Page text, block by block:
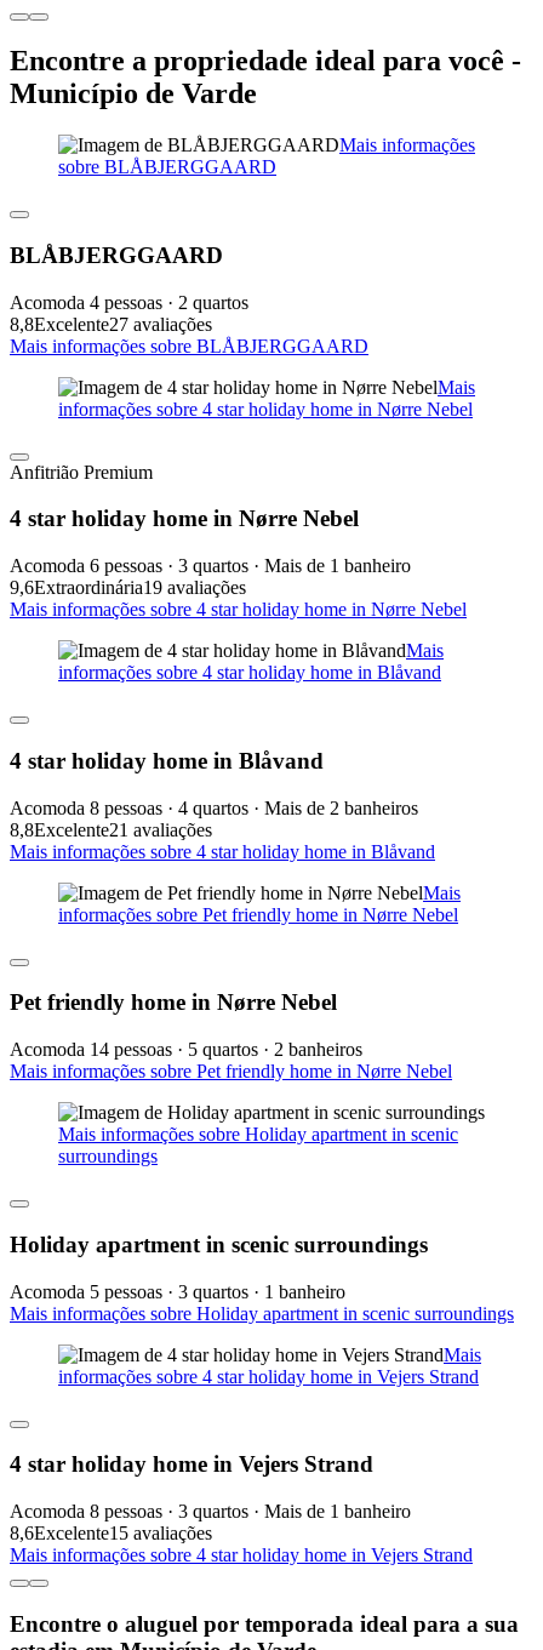
Encontre a propriedade ideal para você -
Município de Varde
Mais informações
sobre BLÅBJERGGAARD
BLÅBJERGGAARD
Acomoda 4 pessoas · 2 quartos
8,8Excelente27 avaliações
Mais informações sobre BLÅBJERGGAARD
Mais
informações sobre 4 star holiday home in Nørre Nebel
Anfitrião Premium
4 star holiday home in Nørre Nebel
Acomoda 6 pessoas · 3 quartos · Mais de 1 banheiro
9,6Extraordinária19 avaliações
Mais informações sobre 4 star holiday home in Nørre Nebel
Mais
informações sobre 4 star holiday home in Blåvand
4 star holiday home in Blåvand
Acomoda 8 pessoas · 4 quartos · Mais de 2 banheiros
8,8Excelente21 avaliações
Mais informações sobre 4 star holiday home in Blåvand
Mais
informações sobre Pet friendly home in Nørre Nebel
Pet friendly home in Nørre Nebel
Acomoda 14 pessoas · 5 quartos · 2 banheiros
Mais informações sobre Pet friendly home in Nørre Nebel
Mais informações sobre Holiday apartment in scenic
surroundings
Holiday apartment in scenic surroundings
Acomoda 5 pessoas · 3 quartos · 1 banheiro
Mais informações sobre Holiday apartment in scenic surroundings
Mais
informações sobre 4 star holiday home in Vejers Strand
4 star holiday home in Vejers Strand
Acomoda 8 pessoas · 3 quartos · Mais de 1 banheiro
8,6Excelente15 avaliações
Mais informações sobre 4 star holiday home in Vejers Strand
Encontre o aluguel por temporada ideal para a sua